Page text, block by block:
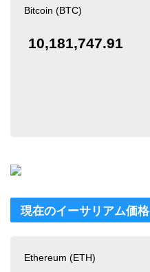
Bitcoin (BTC)
10,181,747.91
現在のイーサリアム価格
Ethereum (ETH)